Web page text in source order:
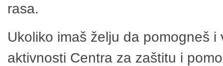
rasa.
Ukoliko imaš želju da pomogneš
aktivnosti Centra za zaštitu i